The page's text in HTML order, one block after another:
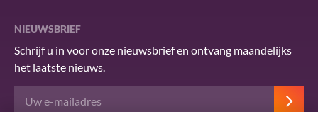
NIEUWSBRIEF
Schrijf u in voor onze nieuwsbrief en ontvang maandelijks
het laatste nieuws.